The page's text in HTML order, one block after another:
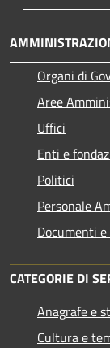
Organi di
Aree
Uffici
Enti e
Politici
Personale
Documenti
CATEGORIE DI
Anagrafe e
Cultura e